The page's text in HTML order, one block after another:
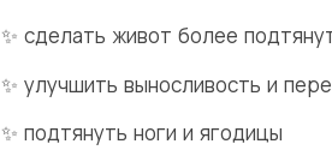
✨ сделать живот более
✨ улучшить выносливость и
✨ подтянуть ноги и ягодицы